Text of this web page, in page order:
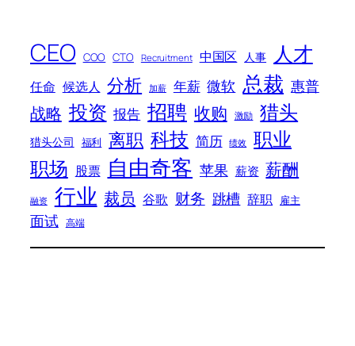
CEO COO CTO Recruitment 中国区 人事 人才
任命 候选人 分析 加薪 年薪 微软 总裁 惠普
战略 投资 报告 招聘 收购 激励 猎头
猎头公司 福利 离职 科技 简历 绩效 职业
职场 股票 自由奇客 苹果 薪资 薪酬
融资 行业 裁员 谷歌 财务 跳槽 辞职 雇主
面试 高端